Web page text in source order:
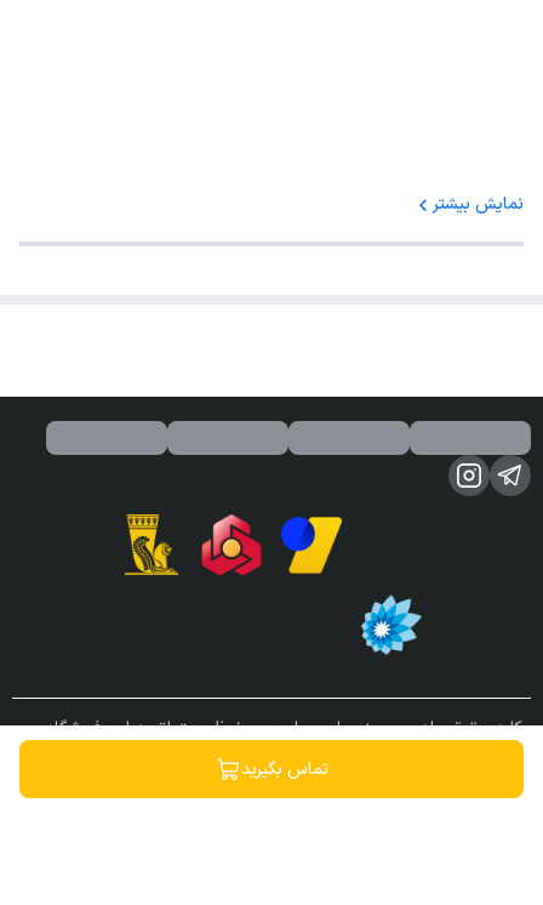
تماس بگیرید
نمایش بیشتر
کلیه حقوق مادی و معنوی این سایت محفوظ و متعلق به این فروشگاه می